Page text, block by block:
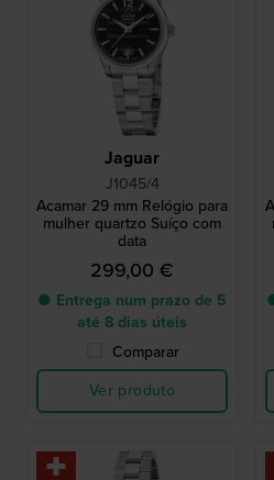
Jaguar
J1045/4
Acamar 29 mm Relógio para
mulher quartzo Suíço com
data
299,00 €
● Entrega num prazo de 5
até 8 dias úteis
Comparar
Ver produto